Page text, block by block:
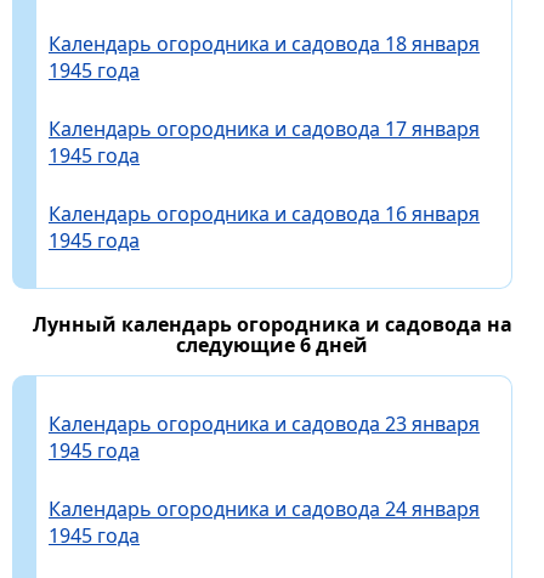
Календарь огородника и садовода 18 января
1945 года
Календарь огородника и садовода 17 января
1945 года
Календарь огородника и садовода 16 января
1945 года
Лунный календарь огородника и садовода на
следующие 6 дней
Календарь огородника и садовода 23 января
1945 года
Календарь огородника и садовода 24 января
1945 года